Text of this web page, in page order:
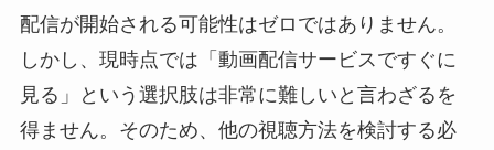
配信が開始される可能性はゼロではありません。
しかし、現時点では「動画配信サービスですぐに
見る」という選択肢は非常に難しいと言わざるを
得ません。そのため、他の視聴方法を検討する必